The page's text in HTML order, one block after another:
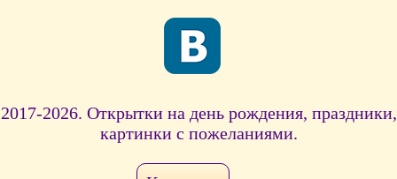
2017-2026. Открытки на день рождения, праздники,
картинки с пожеланиями.